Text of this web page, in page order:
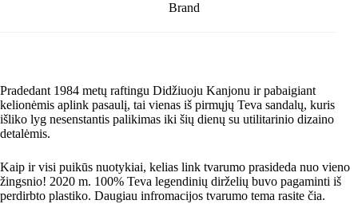
Brand
Pradedant 1984 metų raftingu Didžiuoju Kanjonu ir pabaigiant
kelionėmis aplink pasaulį, tai vienas iš pirmųjų Teva sandalų, kuris
išliko lyg nesenstantis palikimas iki šių dienų su utilitarinio dizaino
detalėmis.
Kaip ir visi puikūs nuotykiai, kelias link tvarumo prasideda nuo vieno
žingsnio! 2020 m. 100% Teva legendinių dirželių buvo pagaminti iš
perdirbto plastiko. Daugiau infromacijos tvarumo tema rasite čia.